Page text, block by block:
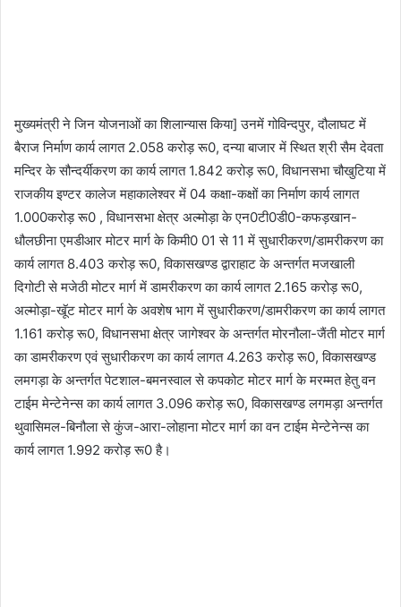
मुख्यमंत्री ने जिन योजनाओं का शिलान्यास किया] उनमें गोविन्दपुर, दौलाघट में
बैराज निर्माण कार्य लागत 2.058 करोड़ रू0, दन्या बाजार में स्थित श्री सैम देवता
मन्दिर के सौन्दर्यीकरण का कार्य लागत 1.842 करोड़ रू0, विधानसभा चौखुटिया में
राजकीय इण्टर कालेज महाकालेश्वर में 04 कक्षा-कक्षों का निर्माण कार्य लागत
1.000करोड़ रू0 , विधानसभा क्षेत्र अल्मोड़ा के एन0टी0डी0-कफड़खान-
धौलछीना एमडीआर मोटर मार्ग के किमी0 01 से 11 में सुधारीकरण/डामरीकरण का
कार्य लागत 8.403 करोड़ रू0, विकासखण्ड द्वाराहाट के अन्तर्गत मजखाली
दिगोटी से मजेठी मोटर मार्ग में डामरीकरण का कार्य लागत 2.165 करोड़ रू0,
अल्मोड़ा-खूॅट मोटर मार्ग के अवशेष भाग में सुधारीकरण/डामरीकरण का कार्य लागत
1.161 करोड़ रू0, विधानसभा क्षेत्र जागेश्वर के अन्तर्गत मोरनौला-जैंती मोटर मार्ग
का डामरीकरण एवं सुधारीकरण का कार्य लागत 4.263 करोड़ रू0, विकासखण्ड
लमगड़ा के अन्तर्गत पेटशाल-बमनस्वाल से कपकोट मोटर मार्ग के मरम्मत हेतु वन
टाईम मेन्टेनेन्स का कार्य लागत 3.096 करोड़ रू0, विकासखण्ड लगमड़ा अन्तर्गत
थुवासिमल-बिनौला से कुंज-आरा-लोहाना मोटर मार्ग का वन टाईम मेन्टेनेन्स का
कार्य लागत 1.992 करोड़ रू0 है।